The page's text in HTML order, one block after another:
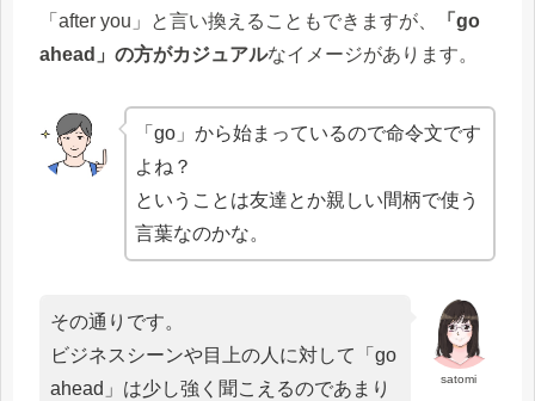
「after you」と言い換えることもできますが、
「go
ahead」の方がカジュアルなイメージがあります。
「go」から始まっているので命令文です
よね？
ということは友達とか親しい間柄で使う
言葉なのかな。
satomi
その通りです。
ビジネスシーンや目上の人に対して「go
ahead」は少し強く聞こえるのであまり